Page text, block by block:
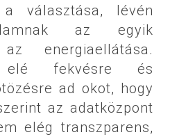
választása, lévén
az egyik
energiaellátása.
elé fekvésre és
ad okot, hogy
az adatközpont
elég transzparens,